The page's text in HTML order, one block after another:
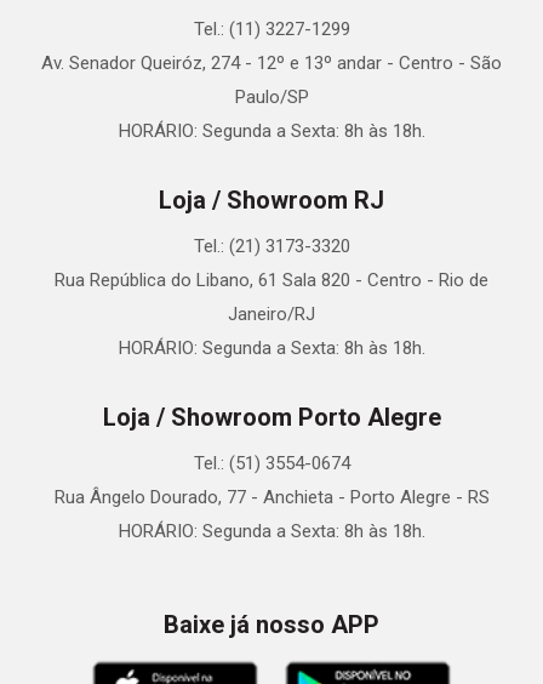
Tel.: (11) 3227-1299
Av. Senador Queiróz, 274 - 12º e 13º andar - Centro - São
Paulo/SP
HORÁRIO: Segunda a Sexta: 8h às 18h.
Loja / Showroom RJ
Tel.: (21) 3173-3320
Rua República do Libano, 61 Sala 820 - Centro - Rio de
Janeiro/RJ
HORÁRIO: Segunda a Sexta: 8h às 18h.
Loja / Showroom Porto Alegre
Tel.: (51) 3554-0674
Rua Ângelo Dourado, 77 - Anchieta - Porto Alegre - RS
HORÁRIO: Segunda a Sexta: 8h às 18h.
Baixe já nosso APP